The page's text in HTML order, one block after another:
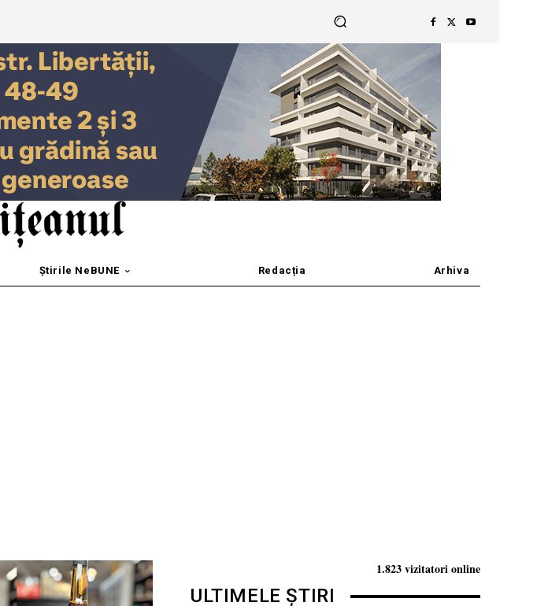
Știrile NeBUNE Redacția Arhiva
1.823 vizitatori online
ULTIMELE ȘTIRI